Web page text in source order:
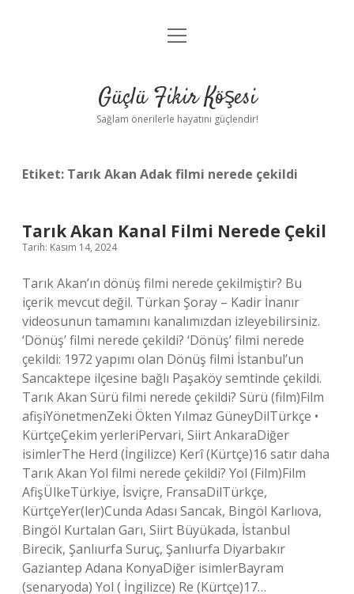
Anasayfa
Yasal Uyarı
menüyü
Güçlü Fikir Köşesi
Sağlam önerilerle hayatını güçlendir!
Etiket: Tarık Akan Adak filmi nerede çekildi
Tarık Akan Kanal Filmi Nerede Çekil
Tarih: Kasım 14, 2024
Tarık Akan’ın dönüş filmi nerede çekilmiştir? Bu
içerik mevcut değil. Türkan Şoray – Kadir İnanır
videosunun tamamını kanalımızdan izleyebilirsiniz.
‘Dönüş’ filmi nerede çekildi? ‘Dönüş’ filmi nerede
çekildi: 1972 yapımı olan Dönüş filmi İstanbul’un
Sancaktepe ilçesine bağlı Paşaköy semtinde çekildi.
Tarık Akan Sürü filmi nerede çekildi? Sürü (film)Film
afişiYönetmenZeki Ökten Yılmaz GüneyDilTürkçe •
KürtçeÇekim yerleriPervari, Siirt AnkaraDiğer
isimlerThe Herd (İngilizce) Kerî (Kürtçe)16 satır daha
Tarık Akan Yol filmi nerede çekildi? Yol (Film)Film
AfişÜlkeTürkiye, İsviçre, FransaDilTürkçe,
KürtçeYer(ler)Cunda Adası Sancak, Bingöl Karlıova,
Bingöl Kurtalan Garı, Siirt Büyükada, İstanbul
Birecik, Şanlıurfa Suruç, Şanlıurfa Diyarbakır
Gaziantep Adana KonyaDiğer isimlerBayram
(senaryoda) Yol ( İngilizce) Re (Kürtçe)17…